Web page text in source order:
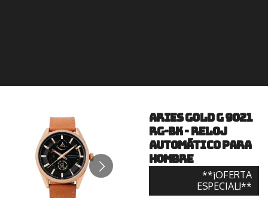
Aries Gold G 9021
RG-BK - Reloj
automático para
hombre
**¡OFERTA
ESPECIAL!**